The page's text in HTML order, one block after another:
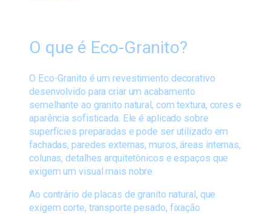
O que é Eco-Granito?
O Eco-Granito é um revestimento decorativo
desenvolvido para criar um acabamento
semelhante ao granito natural, com textura, cores e
aparência sofisticada. Ele é aplicado sobre
superfícies preparadas e pode ser utilizado em
fachadas, paredes externas, muros, áreas internas,
colunas, detalhes arquitetônicos e espaços que
exigem um visual mais nobre.
Ao contrário de placas de granito natural, que
exigem corte, transporte pesado, fixação